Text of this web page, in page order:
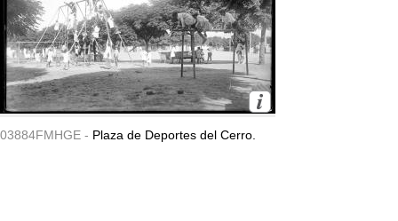
03884FMHGE - Plaza de Deportes del Cerro.